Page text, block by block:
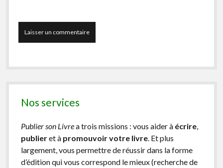
Nos services
Publier son Livrea trois missions : vous aider à écrire
publieret à promouvoir votre livre . Et plus
largement, vous permettre de réussir dans la forme
d’édition qui vous correspond le mieux (recherche de